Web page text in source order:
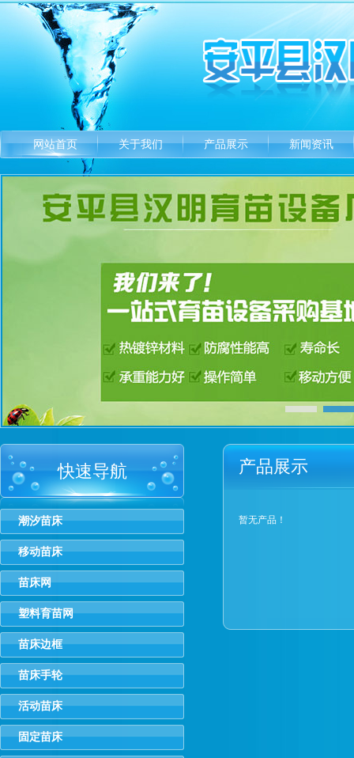
网站首页 关于我们 产品展示 新闻资讯
快速导航
潮汐苗床
移动苗床
苗床网
塑料育苗网
苗床边框
苗床手轮
活动苗床
固定苗床
产品展示
暂无产品！